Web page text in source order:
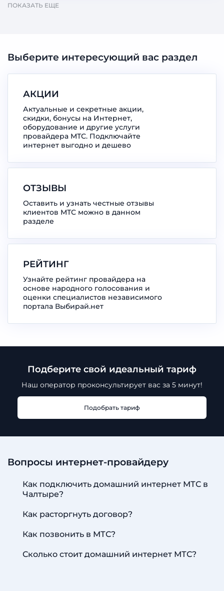
ПОКАЗАТЬ ЕЩЕ
Выберите интересующий вас раздел
АКЦИИ
Актуальные и секретные акции,
скидки, бонусы на Интернет,
оборудование и другие услуги
провайдера МТС. Подключайте
интернет выгодно и дешево
ОТЗЫВЫ
Оставить и узнать честные отзывы
клиентов МТС можно в данном
разделе
РЕЙТИНГ
Узнайте рейтинг провайдера на
основе народного голосования и
оценки специалистов независимого
портала Выбирай.нет
Подберите свой идеальный тариф
Наш оператор проконсультирует вас за 5 минут!
Подобрать тариф
Вопросы интернет-провайдеру
Как подключить домашний интернет МТС в
Чалтыре?
Как расторгнуть договор?
Как позвонить в МТС?
Сколько стоит домашний интернет МТС?